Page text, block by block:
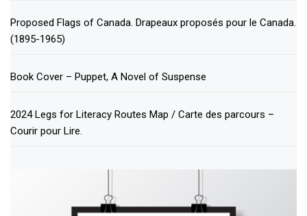
Proposed Flags of Canada. Drapeaux proposés pour le Canada.
(1895-1965)
Book Cover – Puppet, A Novel of Suspense
2024 Legs for Literacy Routes Map / Carte des parcours –
Courir pour Lire.